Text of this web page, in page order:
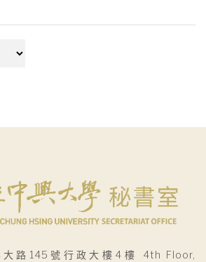
路145號行政大樓4樓 4th Floor,